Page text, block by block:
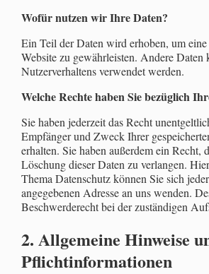
Wofür nutzen wir Ihre Daten?
Ein Teil der Daten wird erhoben, um
Website zu gewährleisten. Andere
Nutzerverhaltens verwendet werden.
Welche Rechte haben Sie bezüglich
Sie haben jederzeit das Recht
Empfänger und Zweck Ihrer
erhalten. Sie haben außerdem ein
Löschung dieser Daten zu verlangen.
Thema Datenschutz können Sie sich
angegebenen Adresse an uns wenden.
Beschwerderecht bei der zuständigen
2. Allgemeine Hinweise
Pflichtinformationen